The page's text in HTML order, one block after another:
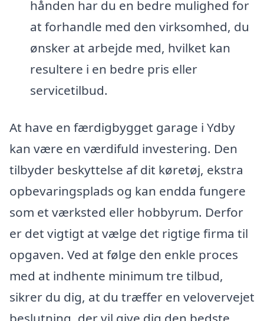
hånden har du en bedre mulighed for
at forhandle med den virksomhed, du
ønsker at arbejde med, hvilket kan
resultere i en bedre pris eller
servicetilbud.
At have en færdigbygget garage i Ydby
kan være en værdifuld investering. Den
tilbyder beskyttelse af dit køretøj, ekstra
opbevaringsplads og kan endda fungere
som et værksted eller hobbyrum. Derfor
er det vigtigt at vælge det rigtige firma til
opgaven. Ved at følge den enkle proces
med at indhente minimum tre tilbud,
sikrer du dig, at du træffer en velovervejet